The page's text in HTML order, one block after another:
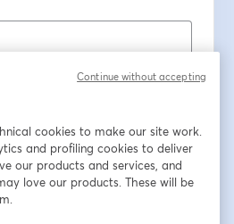
cookies to make our site work.
and profiling cookies to deliver
our products and services, and
love our products. These will be
Continue without accepting